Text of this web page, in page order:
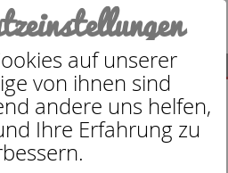
SUCHE
auf unserer
von ihnen sind
andere uns helfen,
Ihre Erfahrung zu